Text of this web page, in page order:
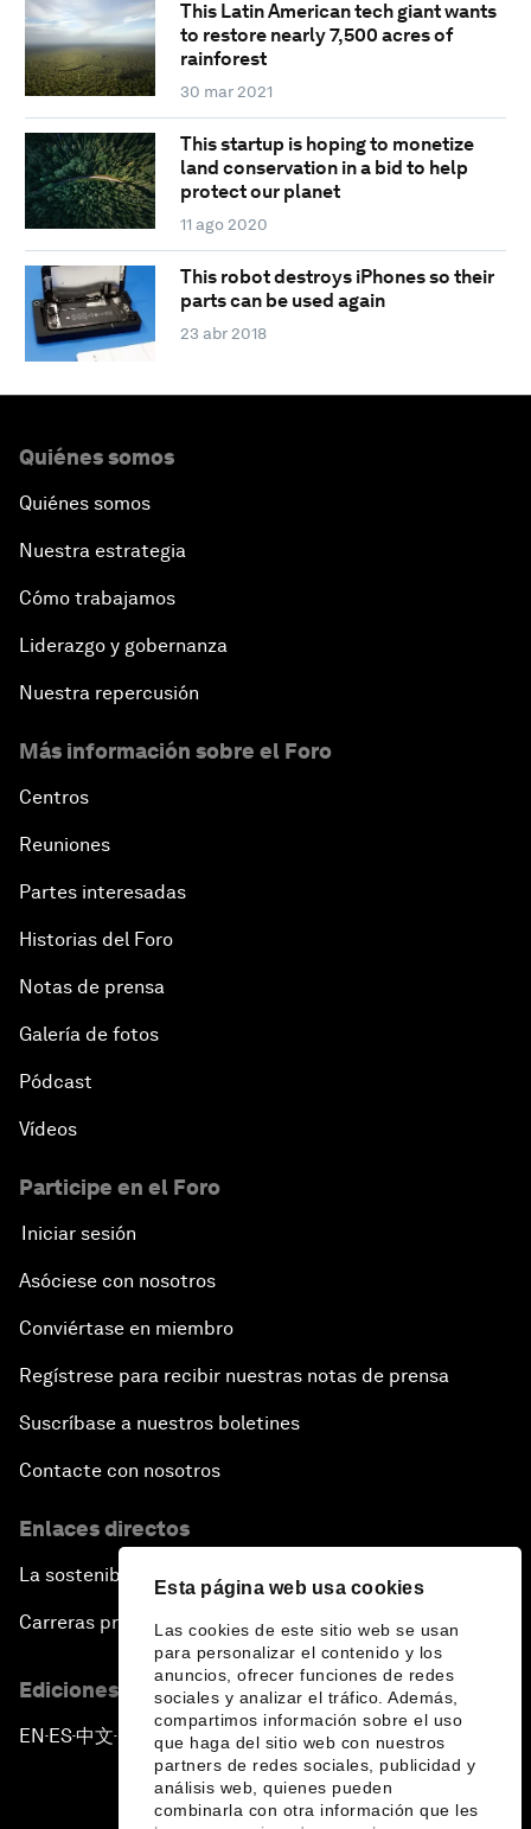
Esta página web usa cookies
Las cookies de este sitio web se usan
para personalizar el contenido y los
anuncios, ofrecer funciones de redes
sociales y analizar el tráfico. Además,
compartimos información sobre el uso
que haga del sitio web con nuestros
partners de redes sociales, publicidad y
análisis web, quienes pueden
combinarla con otra información que les
This Latin American tech giant wants
to restore nearly 7,500 acres of
rainforest
30 mar 2021
This startup is hoping to monetize
land conservation in a bid to help
protect our planet
11 ago 2020
This robot destroys iPhones so their
parts can be used again
23 abr 2018
Quiénes somos
Quiénes somos
Nuestra estrategia
Cómo trabajamos
Liderazgo y gobernanza
Nuestra repercusión
Más información sobre el Foro
Centros
Reuniones
Partes interesadas
Historias del Foro
Notas de prensa
Galería de fotos
Pódcast
Vídeos
Participe en el Foro
Iniciar sesión
Asóciese con nosotros
Conviértase en miembro
Regístrese para recibir nuestras notas de prensa
Suscríbase a nuestros boletines
Contacte con nosotros
Enlaces directos
La sostenibilidad en el Foro
Carreras profesionales
Ediciones en otros idiomas
EN ▪ES▪中文▪ 日本語